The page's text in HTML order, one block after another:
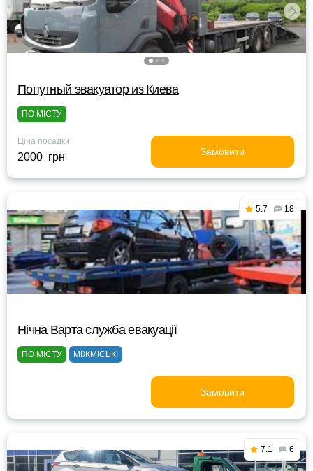
Попутный эвакуатор из Киева
ПО МІСТУ
Ціна посадки
2000 грн Замовити
5.7 18
Нічна Варта служба евакуації
ПО МІСТУ МІЖМІСЬКІ
Замовити
7.1 6